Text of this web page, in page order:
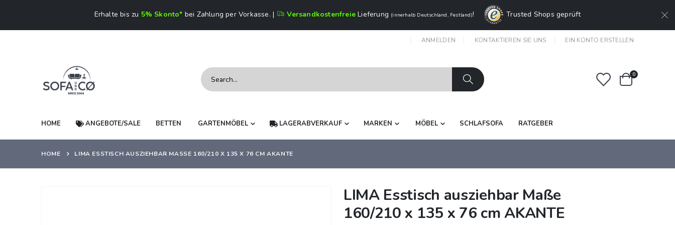
Erhalte bis zu 5% Skonto* bei Zahlung per Vorkasse. | VersandkostenfreieLieferung (innerhalb Deutschland, Festland)! Trusted Shops geprüft
ANMELDEN KONTAKTIEREN SIE UNS EIN KONTO ERSTELLEN
Warenkorb
0Artikel
HOME ANGEBOTE/SALE BETTEN GARTENMÖBEL LAGERABVERKAUF MARKEN MÖBEL SCHLAFSOFA RATGEBER
HOME LIMA ESSTISCH AUSZIEHBAR MASSE 160/210 X 135 X 76 CM AKANTE
LIMA Esstisch ausziehbar Maße
160/210 x 135 x 76 cm AKANTE